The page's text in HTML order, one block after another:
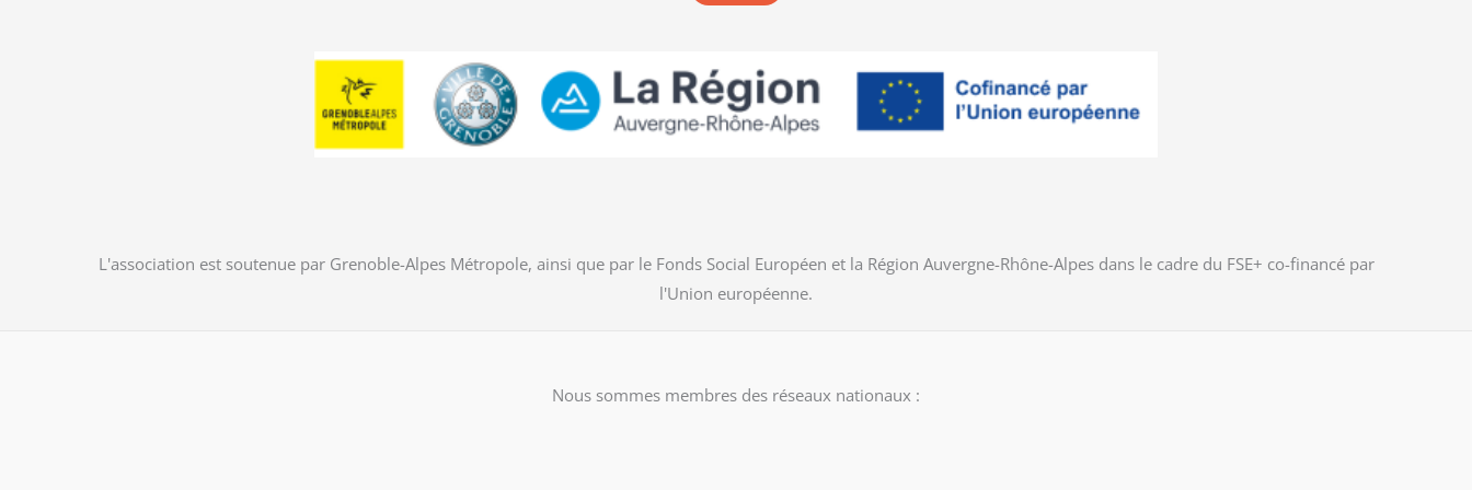
L'association est soutenue par Grenoble-Alpes Métropole, ainsi que par le Fonds Social Européen et la Région Auvergne-Rhône-Alpes dans le cadre du FSE+ co-financé par
l'Union européenne.
Nous sommes membres des réseaux nationaux :